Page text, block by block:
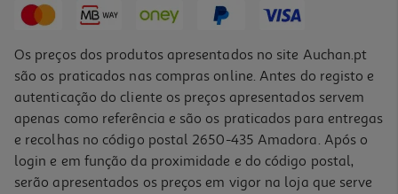
Os preços dos produtos apresentados no site Auchan.pt
são os praticados nas compras online. Antes do registo e
autenticação do cliente os preços apresentados servem
apenas como referência e são os praticados para entregas
e recolhas no código postal 2650-435 Amadora. Após o
login e em função da proximidade e do código postal,
serão apresentados os preços em vigor na loja que serve